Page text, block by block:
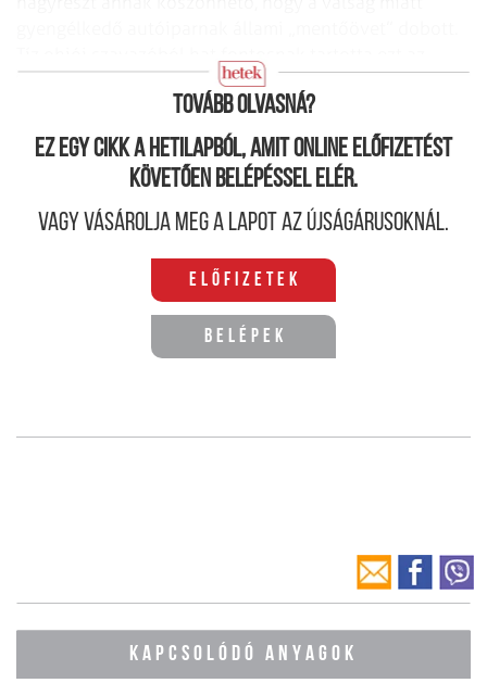
Tovább olvasná?
Ez egy cikk a hetilapból, amit online előfizetést
követően belépéssel elér.
Vagy vásárolja meg a lapot az újságárusoknál.
Előfizetek
Belépek
KAPCSOLÓDÓ ANYAGOK